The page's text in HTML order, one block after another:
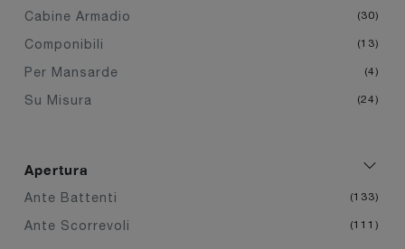
Cabine Armadio 30
Componibili 13
Per Mansarde 4
Su Misura 24
Apertura
Ante Battenti 133
Ante Scorrevoli 111